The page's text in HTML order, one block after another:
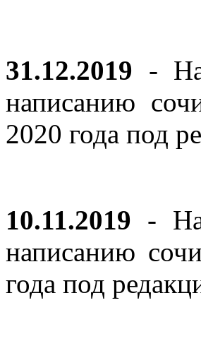
31.12.2019 -
написанию
2020 года под
10.11.2019 - На
написанию
года под